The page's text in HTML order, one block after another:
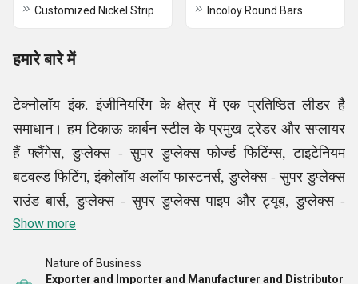
Customized Nickel Strip
Incoloy Round Bars
हमारे बारे में
टेक्नोलॉय इंक. इंजीनियरिंग के क्षेत्र में एक प्रतिष्ठित लीडर है
समाधान। हम टिकाऊ कार्बन स्टील के प्रमुख ट्रेडर और सप्लायर
हैं फ्लैंगेस, डुप्लेक्स - सुपर डुप्लेक्स फोर्ज्ड फिटिंग्स, टाइटेनियम
बटवल्ड फिटिंग, इंकोलॉय अलॉय फास्टनर्स, डुप्लेक्स - सुपर डुप्लेक्स
राउंड बार्स, डुप्लेक्स - सुपर डुप्लेक्स पाइप और ट्यूब, डुप्लेक्स -
सुपर डुप्लेक्स शीट्स और प्लेट्स आदि, हम उच्च गुणवत्ता वाले उत्पाद
जैसे प्रमुख ब्रांडों से प्राप्त किया गया अन्य। इसके अलावा, हम
Show more
Nature of Business
Exporter and Importer and Manufacturer and Distributor